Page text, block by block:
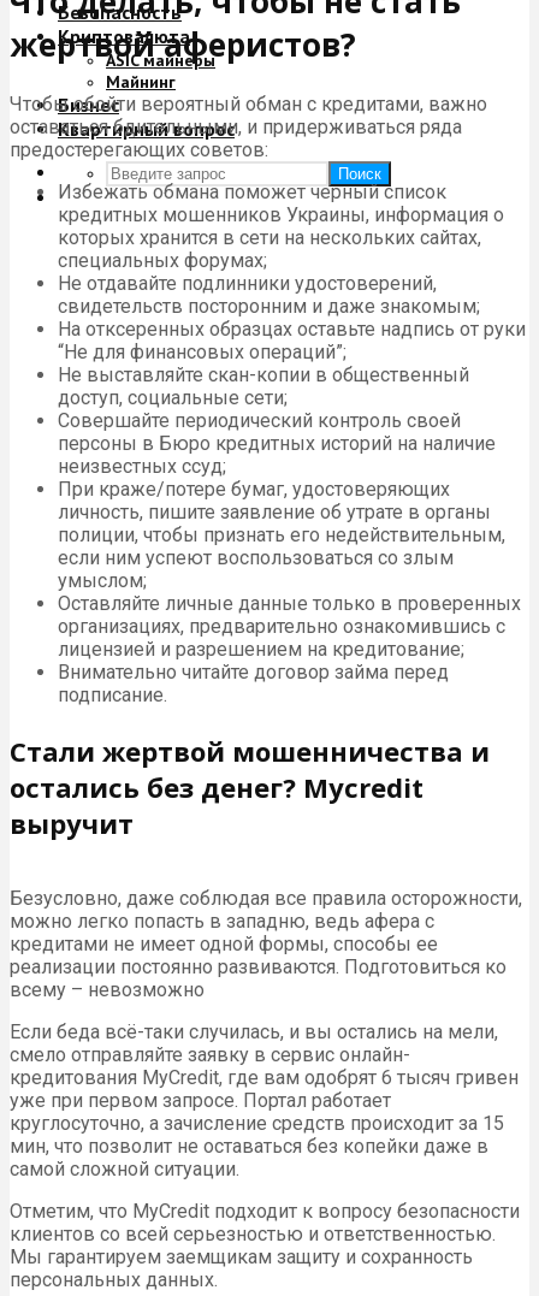
Безопасность
Криптовалюта
ASIC майнеры
Майнинг
Бизнес
Квартирный вопрос
Поиск
жертвой аферистов?
Чтобы обойти вероятный обман с кредитами, важно
оставаться бдительными, и придерживаться ряда
предостерегающих советов:
Избежать обмана поможет черный список
кредитных мошенников Украины, информация о
которых хранится в сети на нескольких сайтах,
специальных форумах;
Не отдавайте подлинники удостоверений,
свидетельств посторонним и даже знакомым;
На отксеренных образцах оставьте надпись от руки
“Не для финансовых операций”;
Не выставляйте скан-копии в общественный
доступ, социальные сети;
Совершайте периодический контроль своей
персоны в Бюро кредитных историй на наличие
неизвестных ссуд;
При краже/потере бумаг, удостоверяющих
личность, пишите заявление об утрате в органы
полиции, чтобы признать его недействительным,
если ним успеют воспользоваться со злым
умыслом;
Оставляйте личные данные только в проверенных
организациях, предварительно ознакомившись с
лицензией и разрешением на кредитование;
Внимательно читайте договор займа перед
подписание.
Стали жертвой мошенничества и
остались без денег? Mycredit
выручит
Безусловно, даже соблюдая все правила осторожности,
можно легко попасть в западню, ведь афера с
кредитами не имеет одной формы, способы ее
реализации постоянно развиваются. Подготовиться ко
всему – невозможно
Если беда всё-таки случилась, и вы остались на мели,
смело отправляйте заявку в сервис онлайн-
кредитования MyCredit, где вам одобрят 6 тысяч гривен
уже при первом запросе. Портал работает
круглосуточно, а зачисление средств происходит за 15
мин, что позволит не оставаться без копейки даже в
самой сложной ситуации.
Отметим, что MyCredit подходит к вопросу безопасности
клиентов со всей серьезностью и ответственностью.
Мы гарантируем заемщикам защиту и сохранность
персональных данных.